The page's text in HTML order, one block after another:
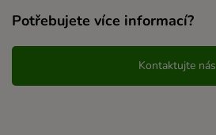
Potřebujete více informací?
Kontaktujte nás